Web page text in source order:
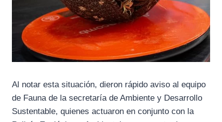
Al notar esta situación, dieron rápido aviso al equipo
de Fauna de la secretaría de Ambiente y Desarrollo
Sustentable, quienes actuaron en conjunto con la